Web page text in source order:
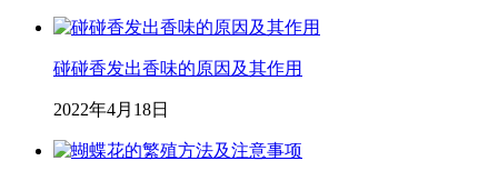
碰碰香发出香味的原因及其作用
2022年4月18日